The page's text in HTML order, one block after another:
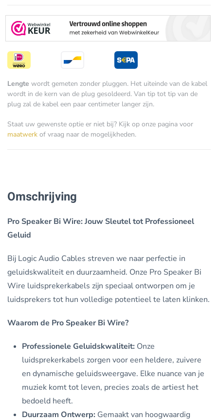
Lengte wordt gemeten zonder pluggen. Het uiteinde van de kabel
wordt in de kern van de plug gesoldeerd. Van tip tot tip van de
plug zal de kabel een paar centimeter langer zijn.
Staat uw gewenste optie er niet bij? Kijk op onze pagina voor
maatwerk of vraag naar de mogelijkheden.
Omschrijving
Pro Speaker Bi Wire: Jouw Sleutel tot Professioneel
Geluid
Bij Logic Audio Cables streven we naar perfectie in
geluidskwaliteit en duurzaamheid. Onze Pro Speaker Bi
Wire luidsprekerkabels zijn speciaal ontworpen om je
luidsprekers tot hun volledige potentieel te laten klinken.
Waarom de Pro Speaker Bi Wire?
Professionele Geluidskwaliteit: Onze
luidsprekerkabels zorgen voor een heldere, zuivere
en dynamische geluidsweergave. Elke nuance van je
muziek komt tot leven, precies zoals de artiest het
bedoeld heeft.
Duurzaam Ontwerp: Gemaakt van hoogwaardig